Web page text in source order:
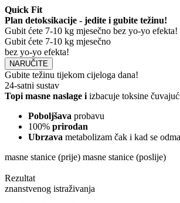
Quick Fit
Plan detoksikacije - jedite i gubite težinu!
Gubit ćete 7-10 kg mjesečno bez yo-yo efekta!
Gubit ćete 7-10 kg mjesečno
bez yo-yo efekta!
NARUČITE
Gubite težinu tijekom cijeloga dana!
24-satni sustav
Topi masne naslage i izbacuje toksine
Poboljšava probavu
100% prirodan
Ubrzava metabolizam čak i kad se
masne stanice (prije) masne stanice (poslije)
Rezultat
znanstvenog istraživanja